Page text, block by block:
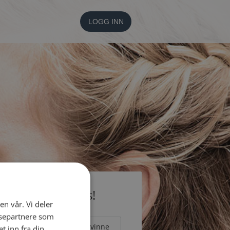
LOGG INN
Bli medlem gratis!
Mann Kvinne
vår. Vi deler
som